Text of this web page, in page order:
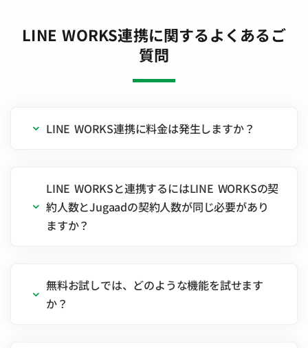
LINE WORKS連携に関するよくあるご
質問
LINE WORKS連携に料金は発生しますか？
LINE WORKSと連携するにはLINE WORKSの契
約人数とJugaadの契約人数が同じ必要があり
ますか？
無料お試しでは、どのような機能を試せます
か？